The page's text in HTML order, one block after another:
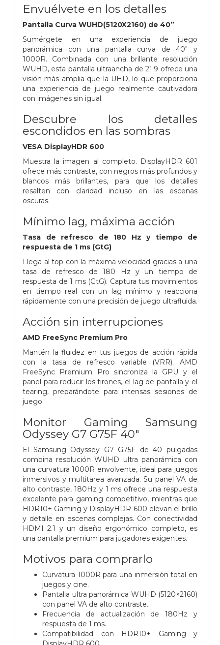
Envuélvete en los detalles
Pantalla Curva WUHD(5120X2160) de 40”
Sumérgete en una experiencia de juego
panorámica con una pantalla curva de 40" y
1000R. Combinada con una brillante resolución
WUHD, esta pantalla ultraancha de 21:9 ofrece una
visión más amplia que la UHD, lo que proporciona
una experiencia de juego realmente cautivadora
con imágenes sin igual.
Descubre los detalles
escondidos en las sombras
VESA DisplayHDR 600
Muestra la imagen al completo. DisplayHDR 601
ofrece más contraste, con negros más profundos y
blancos más brillantes, para que los detalles
resalten con claridad incluso en las escenas
oscuras.
Mínimo lag, máxima acción
Tasa de refresco de 180 Hz y tiempo de
respuesta de 1 ms (GtG)
Llega al top con la máxima velocidad gracias a una
tasa de refresco de 180 Hz y un tiempo de
respuesta de 1 ms (GtG). Captura tus movimientos
en tiempo real con un lag mínimo y reacciona
rápidamente con una precisión de juego ultrafluida.
Acción sin interrupciones
AMD FreeSync Premium Pro
Mantén la fluidez en tus juegos de acción rápida
con la tasa de refresco variable (VRR). AMD
FreeSync Premium Pro sincroniza la GPU y el
panel para reducir los tirones, el lag de pantalla y el
tearing, preparándote para intensas sesiones de
juego.
Monitor Gaming Samsung
Odyssey G7 G75F 40"
El Samsung Odyssey G7 G75F de 40 pulgadas
combina resolución WUHD ultra panorámica con
una curvatura 1000R envolvente, ideal para juegos
inmersivos y multitarea avanzada. Su panel VA de
alto contraste, 180Hz y 1 ms ofrece una respuesta
excelente para gaming competitivo, mientras que
HDR10+ Gaming y DisplayHDR 600 elevan el brillo
y detalle en escenas complejas. Con conectividad
HDMI 2.1 y un diseño ergonómico completo, es
una pantalla premium para jugadores exigentes.
Motivos para comprarlo
Curvatura 1000R para una inmersión total en
juegos y cine.
Pantalla ultra panorámica WUHD (5120×2160)
con panel VA de alto contraste.
Frecuencia de actualización de 180Hz y
respuesta de 1 ms.
Compatibilidad con HDR10+ Gaming y